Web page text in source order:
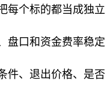
每个标的都当成独立
盘口和资金费率稳定
件、退出价格、是否